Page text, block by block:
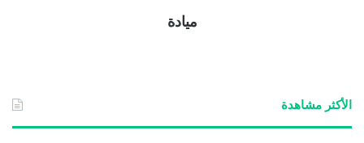
ميادة
الأكثر مشاهدة